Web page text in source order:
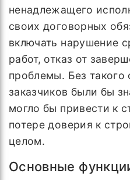
ненадлежащего
своих договорных
включать нарушение
работ, отказ от
проблемы. Без такого
заказчиков были бы
могло бы привести к
потере доверия к
целом.
Основные